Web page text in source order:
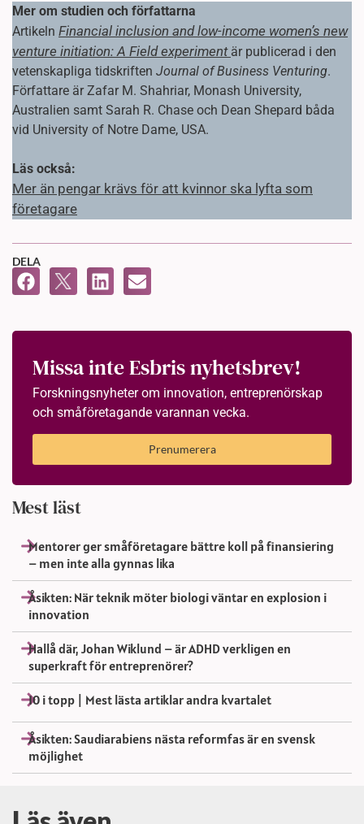
Mer om studien och författarna
Artikeln Financial inclusion and low-income women’s new
venture initiation: A Field experiment är publicerad i den
vetenskapliga tidskriften Journal of Business Venturing.
Författare är Zafar M. Shahriar, Monash University,
Australien samt Sarah R. Chase och Dean Shepard båda
vid University of Notre Dame, USA.
Läs också:
Mer än pengar krävs för att kvinnor ska lyfta som
företagare
DELA
Missa inte Esbris nyhetsbrev!
Forskningsnyheter om innovation, entreprenörskap
och småföretagande varannan vecka.
Prenumerera
Mest läst
Mentorer ger småföretagare bättre koll på finansiering
– men inte alla gynnas lika
Åsikten: När teknik möter biologi väntar en explosion i
innovation
Hallå där, Johan Wiklund – är ADHD verkligen en
superkraft för entreprenörer?
10 i topp | Mest lästa artiklar andra kvartalet
Åsikten: Saudiarabiens nästa reformfas är en svensk
möjlighet